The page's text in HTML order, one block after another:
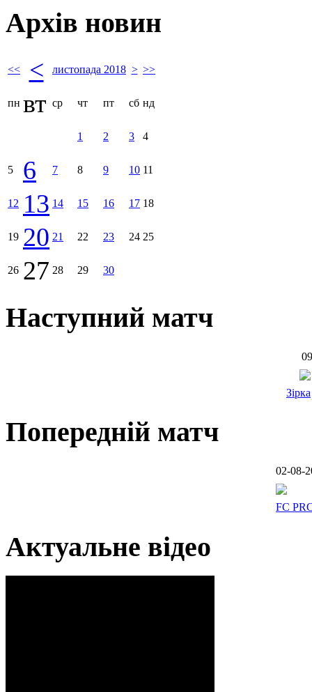
Архів новин
<< < листопада 2018 > >>
пн вт ср чт пт сб нд
1 2 3 4
5 6 7 8 9 10 11
12 13 14 15 16 17 18
19 20 21 22 23 24 25
26 27 28 29 30
Наступний матч
Зірка
Попередній матч
02-08-
FC
Актуальне відео